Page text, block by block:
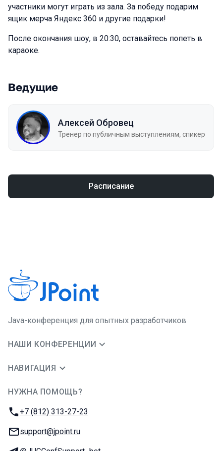
участники могут играть из зала. За победу подарим
ящик мерча Яндекс 360 и другие подарки!
После окончания шоу, в 20:30, оставайтесь попеть в
караоке.
Ведущие
Алексей Обровец
Тренер по публичным выступлениям, спикер
Расписание
Java-конференция для опытных разработчиков
НАШИ КОНФЕРЕНЦИИ
НАВИГАЦИЯ
НУЖНА ПОМОЩЬ?
Телефон:
+7 (812) 313-27-23
E-mail:
support@jpoint.ru